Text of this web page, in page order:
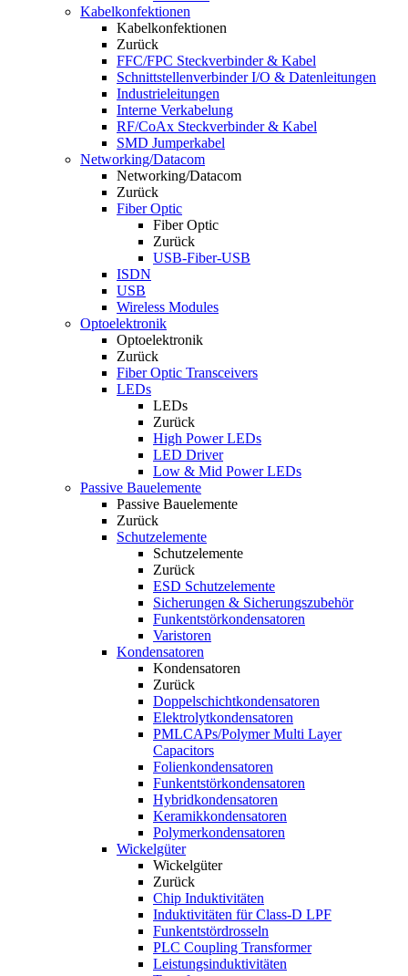
Kabelkonfektionen
Kabelkonfektionen
Zurück
FFC/FPC Steckverbinder & Kabel
Schnittstellenverbinder I/O & Datenleitungen
Industrieleitungen
Interne Verkabelung
RF/CoAx Steckverbinder & Kabel
SMD Jumperkabel
Networking/Datacom
Networking/Datacom
Zurück
Fiber Optic
Fiber Optic
Zurück
USB-Fiber-USB
ISDN
USB
Wireless Modules
Optoelektronik
Optoelektronik
Zurück
Fiber Optic Transceivers
LEDs
LEDs
Zurück
High Power LEDs
LED Driver
Low & Mid Power LEDs
Passive Bauelemente
Passive Bauelemente
Zurück
Schutzelemente
Schutzelemente
Zurück
ESD Schutzelemente
Sicherungen & Sicherungszubehör
Funkentstörkondensatoren
Varistoren
Kondensatoren
Kondensatoren
Zurück
Doppelschichtkondensatoren
Elektrolytkondensatoren
PMLCAPs/Polymer Multi Layer
Capacitors
Folienkondensatoren
Funkentstörkondensatoren
Hybridkondensatoren
Keramikkondensatoren
Polymerkondensatoren
Wickelgüter
Wickelgüter
Zurück
Chip Induktivitäten
Induktivitäten für Class-D LPF
Funkentstördrosseln
PLC Coupling Transformer
Leistungsinduktivitäten